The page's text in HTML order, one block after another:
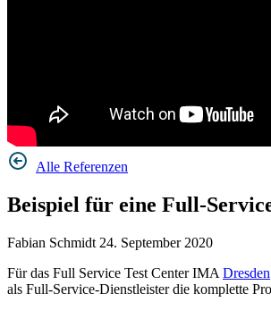
Alle Referenzen
Beispiel für eine Full-
Fabian Schmidt 24. September 2020
Für das Full Service Test Center IMA Dresden
als Full-Service-Dienstleister die komplette